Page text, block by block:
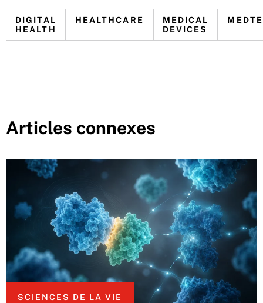
DIGITAL
HEALTH
HEALTHCARE
MEDICAL
DEVICES
Articles connexes
SCIENCES DE LA VIE